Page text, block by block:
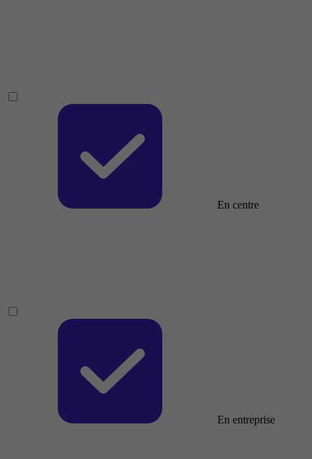
En centre
En entreprise